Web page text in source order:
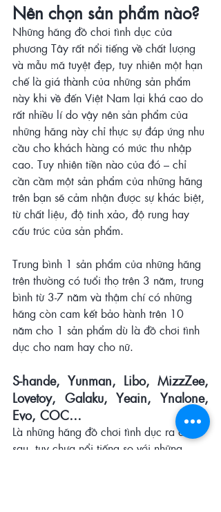
Nên chọn sản phẩm nào?
Những hãng đồ chơi tình dục của
phương Tây rất nổi tiếng về chất lượng
và mẫu mã tuyệt đẹp, tuy nhiên một hạn
chế là giá thành của những sản phẩm
này khi về đến Việt Nam lại khá cao do
rất nhiều lí do vậy nên sản phẩm của
những hãng này chỉ thực sự đáp ứng nhu
cầu cho khách hàng có mức thu nhập
cao. Tuy nhiên tiền nào của đó – chỉ
cần cầm một sản phẩm của những hãng
trên bạn sẽ cảm nhận được sự khác biệt,
từ chất liệu, độ tinh xảo, độ rung hay
cấu trúc của sản phẩm.
Trung bình 1 sản phẩm của những hãng
trên thường có tuổi thọ trên 3 năm, trung
bình từ 3-7 năm và thậm chí có những
hãng còn cam kết bảo hành trên 10
năm cho 1 sản phẩm dù là đồ chơi tình
dục cho nam hay cho nữ.
S-hande, Yunman, Libo, MizzZee,
Lovetoy, Galaku, Yeain, Ynalone,
Evo, COC…
Là những hãng đồ chơi tình dục ra đời
sau, tuy chưa nổi tiếng so với những